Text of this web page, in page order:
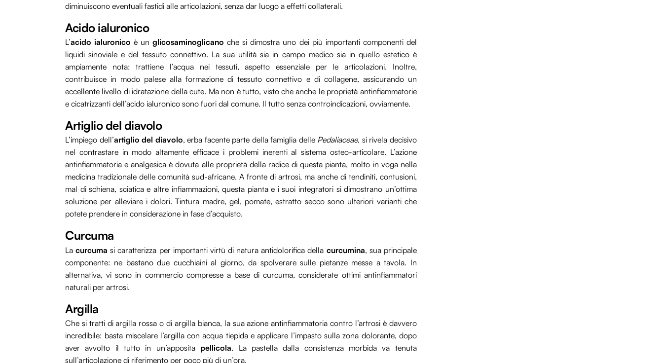
diminuiscono eventuali fastidi alle articolazioni, senza dar luogo a effetti collaterali.
Acido ialuronico
L’acido ialuronico è unglicosaminoglicano che si dimostra uno dei più importanti componenti del
liquidi sinoviale e del tessuto connettivo. La sua utilità sia in campo medico sia in quello estetico è
ampiamente nota: trattiene l’acqua nei tessuti, aspetto essenziale per le articolazioni. Inoltre,
contribuisce in modo palese alla formazione di tessuto connettivo e di collagene, assicurando un
eccellente livello di idratazione della cute. Ma non è tutto, visto che anche le proprietà antinfiammatorie
e cicatrizzanti dell’acido ialuronico sono fuori dal comune. Il tutto senza controindicazioni, ovviamente.
Artiglio del diavolo
L’impiego dell’artiglio del diavolo, erba facente parte della famiglia delle Pedaliaceae, si rivela decisivo
nel contrastare in modo altamente efficace i problemi inerenti al sistema osteo-articolare. L’azione
antinfiammatoria e analgesica è dovuta alle proprietà della radice di questa pianta, molto in voga nella
medicina tradizionale delle comunità sud-africane. A fronte di artrosi, ma anche di tendiniti, contusioni,
mal di schiena, sciatica e altre infiammazioni, questa pianta e i suoi integratori si dimostrano un’ottima
soluzione per alleviare i dolori. Tintura madre, gel, pomate, estratto secco sono ulteriori varianti che
potete prendere in considerazione in fase d’acquisto.
Curcuma
Lacurcuma si caratterizza per importanti virtù di natura antidolorifica della curcumina, sua principale
componente: ne bastano due cucchiaini al giorno, da spolverare sulle pietanze messe a tavola. In
alternativa, vi sono in commercio compresse a base di curcuma, considerate ottimi antinfiammatori
naturali per artrosi.
Argilla
Che si tratti di argilla rossa o di argilla bianca, la sua azione antinfiammatoria contro l’artrosi è davvero
incredibile: basta miscelare l’argilla con acqua tiepida e applicare l’impasto sulla zona dolorante, dopo
aver avvolto il tutto in un’apposita pellicola. La pastella dalla consistenza morbida va tenuta
sull’articolazione di riferimento per poco più di un’ora.